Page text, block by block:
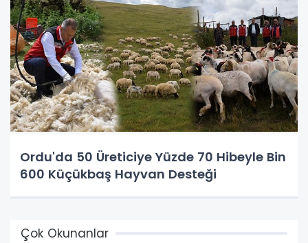
Ordu'da 50 Üreticiye Yüzde 70 Hibeyle Bin
600 Küçükbaş Hayvan Desteği
Çok Okunanlar